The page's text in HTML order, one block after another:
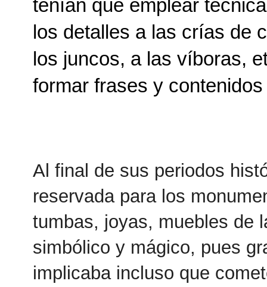
tenían que emplear
los detalles a las crías de
los juncos, a las víboras,
formar frases y
Al final de sus periodos
reservada para los
tumbas, joyas, muebles de
simbólico y mágico, pues
implicaba incluso que